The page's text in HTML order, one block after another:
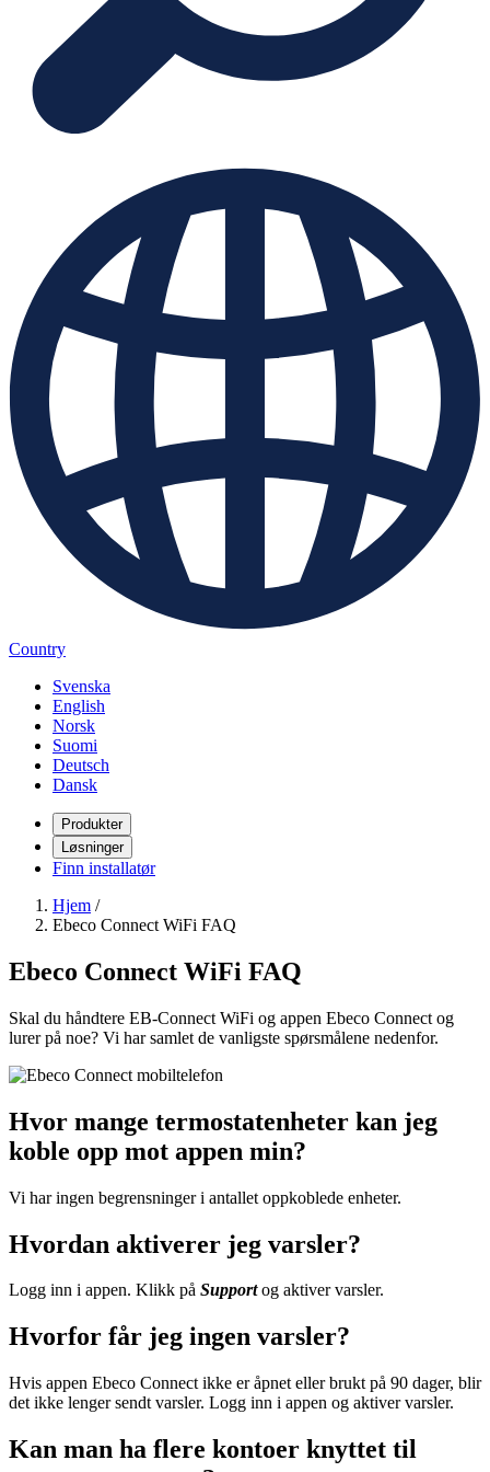
Country
Svenska
English
Norsk
Suomi
Deutsch
Dansk
Produkter
Løsninger
Finn installatør
Hjem /
Ebeco Connect WiFi FAQ
Ebeco Connect WiFi FAQ
Skal du håndtere EB-Connect WiFi og appen Ebeco Connect og
lurer på noe? Vi har samlet de vanligste spørsmålene nedenfor.
Hvor mange termostatenheter kan jeg
koble opp mot appen min?
Vi har ingen begrensninger i antallet oppkoblede enheter.
Hvordan aktiverer jeg varsler?
Logg inn i appen. Klikk på Supportog aktiver varsler.
Hvorfor får jeg ingen varsler?
Hvis appen Ebeco Connect ikke er åpnet eller brukt på 90 dager, blir
det ikke lenger sendt varsler. Logg inn i appen og aktiver varsler.
Kan man ha flere kontoer knyttet til